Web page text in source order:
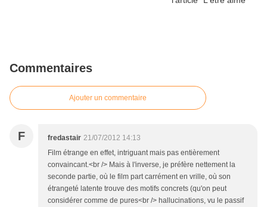
Commentaires
Ajouter un commentaire
F fredastair 21/07/2012 14:13
Film étrange en effet, intriguant mais pas entièrement
convaincant.<br /> Mais à l'inverse, je préfère nettement la
seconde partie, où le film part carrément en vrille, où son
étrangeté latente trouve des motifs concrets (qu'on peut
considérer comme de pures<br /> hallucinations, vu le passif